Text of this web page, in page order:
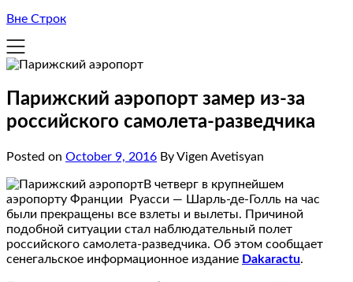
Вне Строк
Парижский аэропорт замер из-за
российского самолета-разведчика
Posted on October 9, 2016 By Vigen Avetisyan
В четверг в крупнейшем
аэропорту Франции Руасси — Шарль-де-Голль на час
были прекращены все взлеты и вылеты. Причиной
подобной ситуации стал наблюдательный полет
российского самолета-разведчика. Об этом сообщает
сенегальское информационное издание Dakaractu.